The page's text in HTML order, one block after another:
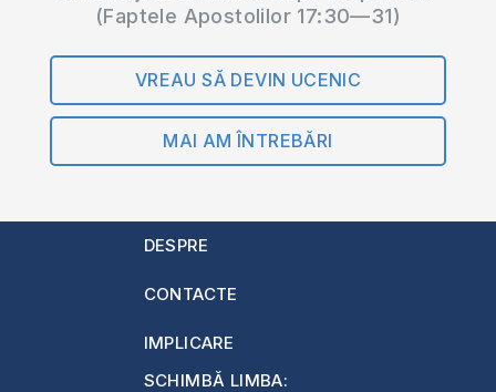
(Faptele Apostolilor 17:30—31)
VREAU SĂ DEVIN UCENIC
MAI AM ÎNTREBĂRI
DESPRE
CONTACTE
IMPLICARE
SCHIMBĂ LIMBA: